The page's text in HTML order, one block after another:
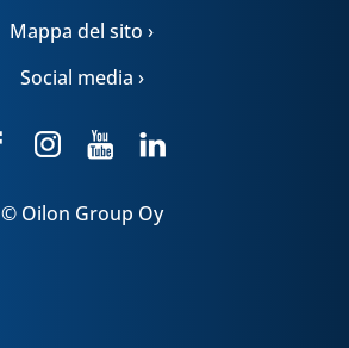
Mappa del sito ›
Social media ›
© Oilon Group Oy